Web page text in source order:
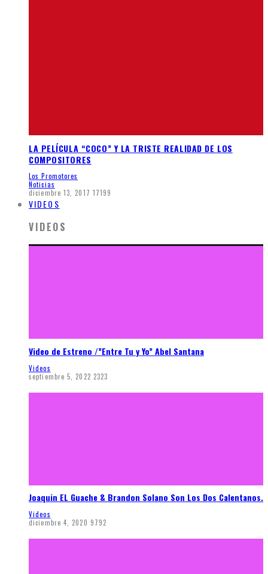
LA PELÍCULA “COCO” Y LA TRISTE REALIDAD DE LOS
COMPOSITORES
Los Promotores
Noticias
diciembre 13, 2017 17199
VIDEOS
VIDEOS
Video de Estreno /”Entre Tu y Yo” Abel Santana
Videos
septiembre 5, 2022 2323
Joaquin EL Guache & Brandon Solano Son Los Dos Calentanos.
Videos
diciembre 4, 2020 9792